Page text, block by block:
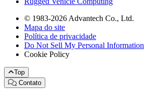
© 1983-2026 Advantech Co., Ltd.
Mapa do site
Política de privacidade
Do Not Sell My Personal Information
Cookie Policy
Top
Contato